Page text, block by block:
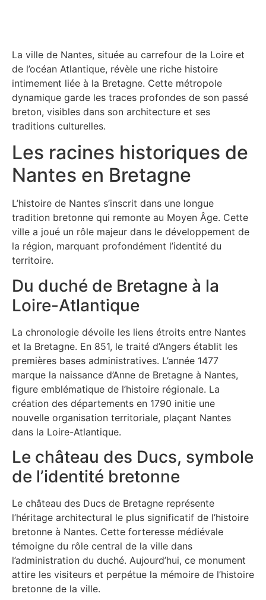
La ville de Nantes, située au carrefour de la Loire et
de l’océan Atlantique, révèle une riche histoire
intimement liée à la Bretagne. Cette métropole
dynamique garde les traces profondes de son passé
breton, visibles dans son architecture et ses
traditions culturelles.
Les racines historiques de
Nantes en Bretagne
L’histoire de Nantes s’inscrit dans une longue
tradition bretonne qui remonte au Moyen Âge. Cette
ville a joué un rôle majeur dans le développement de
la région, marquant profondément l’identité du
territoire.
Du duché de Bretagne à la
Loire-Atlantique
La chronologie dévoile les liens étroits entre Nantes
et la Bretagne. En 851, le traité d’Angers établit les
premières bases administratives. L’année 1477
marque la naissance d’Anne de Bretagne à Nantes,
figure emblématique de l’histoire régionale. La
création des départements en 1790 initie une
nouvelle organisation territoriale, plaçant Nantes
dans la Loire-Atlantique.
Le château des Ducs, symbole
de l’identité bretonne
Le château des Ducs de Bretagne représente
l’héritage architectural le plus significatif de l’histoire
bretonne à Nantes. Cette forteresse médiévale
témoigne du rôle central de la ville dans
l’administration du duché. Aujourd’hui, ce monument
attire les visiteurs et perpétue la mémoire de l’histoire
bretonne de la ville.